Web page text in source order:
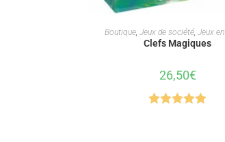
AJOUTER AU PANIER
Boutique, Jeux de société, Jeux
Clefs Magiques
26,50€